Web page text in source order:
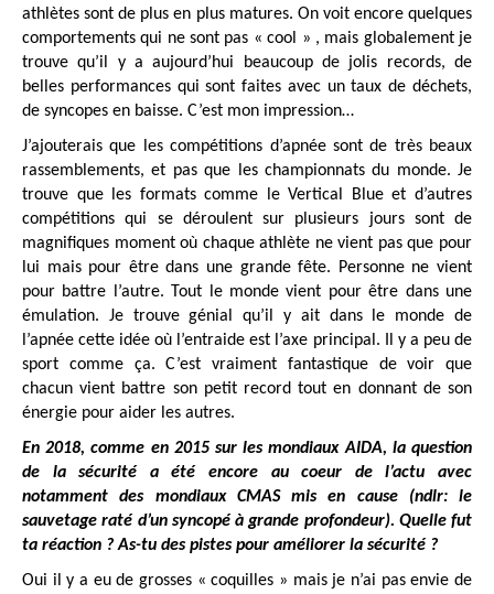
athlètes sont de plus en plus matures. On voit encore quelques
comportements qui ne sont pas « cool » , mais globalement je
trouve qu’il y a aujourd’hui beaucoup de jolis records, de
belles performances qui sont faites avec un taux de déchets,
de syncopes en baisse. C’est mon impression…
J’ajouterais que les compétitions d’apnée sont de très beaux
rassemblements, et pas que les championnats du monde. Je
trouve que les formats comme le Vertical Blue et d’autres
compétitions qui se déroulent sur plusieurs jours sont de
magnifiques moment où chaque athlète ne vient pas que pour
lui mais pour être dans une grande fête. Personne ne vient
pour battre l’autre. Tout le monde vient pour être dans une
émulation. Je trouve génial qu’il y ait dans le monde de
l’apnée cette idée où l’entraide est l’axe principal. Il y a peu de
sport comme ça. C’est vraiment fantastique de voir que
chacun vient battre son petit record tout en donnant de son
énergie pour aider les autres.
En 2018, comme en 2015 sur les mondiaux AIDA, la question
de la sécurité a été encore au coeur de l’actu avec
notamment des mondiaux CMAS mis en cause (ndlr: le
sauvetage raté d’un syncopé à grande profondeur). Quelle fut
ta réaction ? As-tu des pistes pour améliorer la sécurité ?
Oui il y a eu de grosses « coquilles » mais je n’ai pas envie de